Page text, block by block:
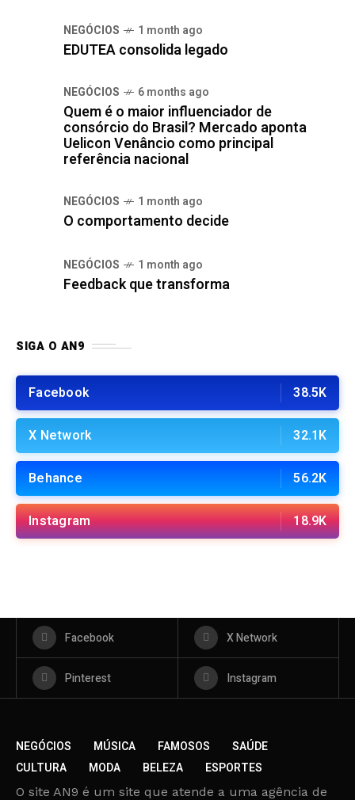
NEGÓCIOS 1 month ago
EDUTEA consolida legado
NEGÓCIOS 6 months ago
Quem é o maior influenciador de
consórcio do Brasil? Mercado aponta
Uelicon Venâncio como principal
referência nacional
NEGÓCIOS 1 month ago
O comportamento decide
NEGÓCIOS 1 month ago
Feedback que transforma
SIGA O AN9
Facebook 38.5K
X Network 32.1K
Behance 56.2K
Instagram 18.9K
Facebook X Network
Pinterest Instagram
NEGÓCIOS MÚSICA FAMOSOS
SAÚDE
CULTURA
MODA BELEZA ESPORTES
O site AN9 é um site que atende a uma agência de